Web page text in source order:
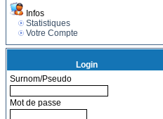
Infos
Statistiques
Votre Compte
Login
Surnom/Pseudo
Mot de passe